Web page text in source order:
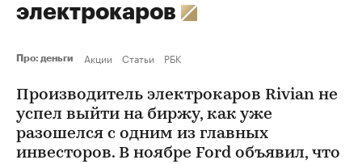
электрокаров
Про: деньги Акции Статьи РБК
Производитель электрокаров Rivian не
успел выйти на биржу, как уже
разошелся с одним из главных
инвесторов. В ноябре Ford объявил, что